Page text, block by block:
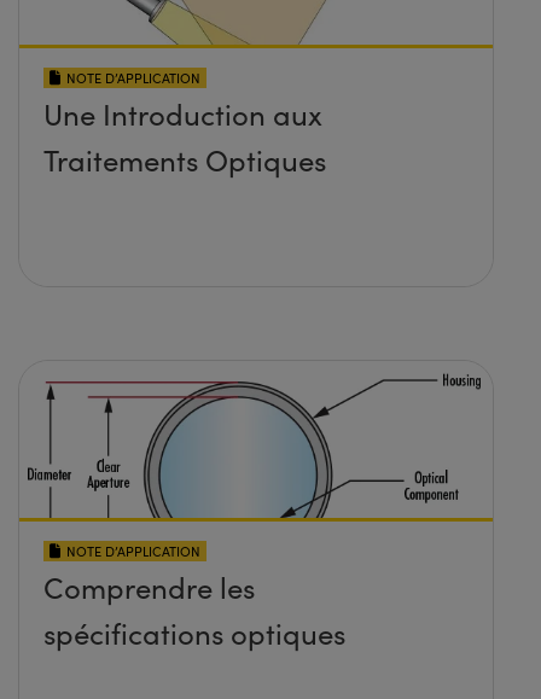
NOTE D’APPLICATION
Une Introduction aux
Traitements Optiques
NOTE D’APPLICATION
Comprendre les
spécifications optiques